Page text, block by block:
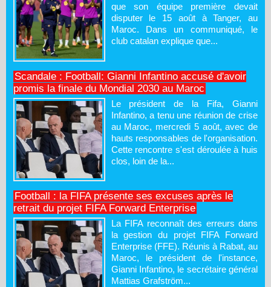
que son équipe première devait
disputer le 15 août à Tanger, au
Maroc. Dans un communiqué, le
club catalan explique que...
Scandale : Football: Gianni Infantino accusé d'avoir
promis la finale du Mondial 2030 au Maroc
Le président de la Fifa, Gianni
Infantino, a tenu une réunion de crise
au Maroc, mercredi 5 août, avec de
hauts responsables de l'organisation.
Cette rencontre s'est déroulée à huis
clos, loin de la...
Football : la FIFA présente ses excuses après le
retrait du projet FIFA Forward Enterprise
La FIFA reconnaît des erreurs dans
la gestion du projet FIFA Forward
Enterprise (FFE). Réunis à Rabat, au
Maroc, le président de l'instance,
Gianni Infantino, le secrétaire général
Mattias Grafström...